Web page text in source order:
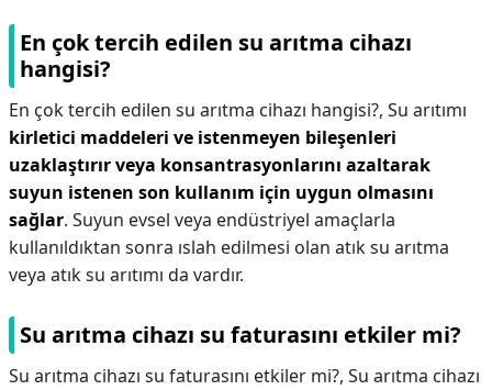
En çok tercih edilen su arıtma cihazı
hangisi?
En çok tercih edilen su arıtma cihazı hangisi?, Su arıtımı
kirletici maddeleri ve istenmeyen bileşenleri
uzaklaştırır veya konsantrasyonlarını azaltarak
suyun istenen son kullanım için uygun olmasını
sağlar. Suyun evsel veya endüstriyel amaçlarla
kullanıldıktan sonra ıslah edilmesi olan atık su arıtma
veya atık su arıtımı da vardır.
Su arıtma cihazı su faturasını etkiler mi?
Su arıtma cihazı su faturasını etkiler mi?, Su arıtma cihazı